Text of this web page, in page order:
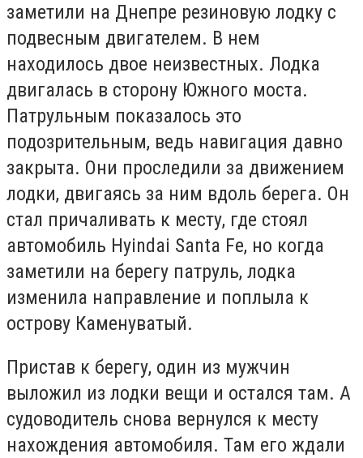
заметили на Днепре резиновую лодку с
подвесным двигателем. В нем
находилось двое неизвестных. Лодка
двигалась в сторону Южного моста.
Патрульным показалось это
подозрительным, ведь навигация давно
закрыта. Они проследили за движением
лодки, двигаясь за ним вдоль берега. Он
стал причаливать к месту, где стоял
автомобиль Hyindai Santa Fe, но когда
заметили на берегу патруль, лодка
изменила направление и поплыла к
острову Каменуватый.
Пристав к берегу, один из мужчин
выложил из лодки вещи и остался там. А
судоводитель снова вернулся к месту
нахождения автомобиля. Там его ждали